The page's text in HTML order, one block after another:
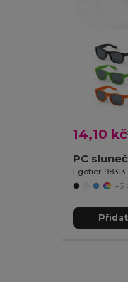
14,10 kč
PC
Egotier 98313
+3